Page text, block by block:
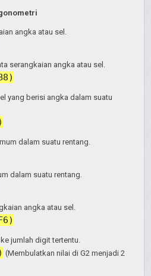
angka atau sel.
serangkaian angka atau sel.
yang berisi angka dalam suatu
dalam suatu rentang.
dalam suatu rentang.
angka atau sel.
jumlah digit tertentu.
(Membulatkan nilai di G2 menjadi 2